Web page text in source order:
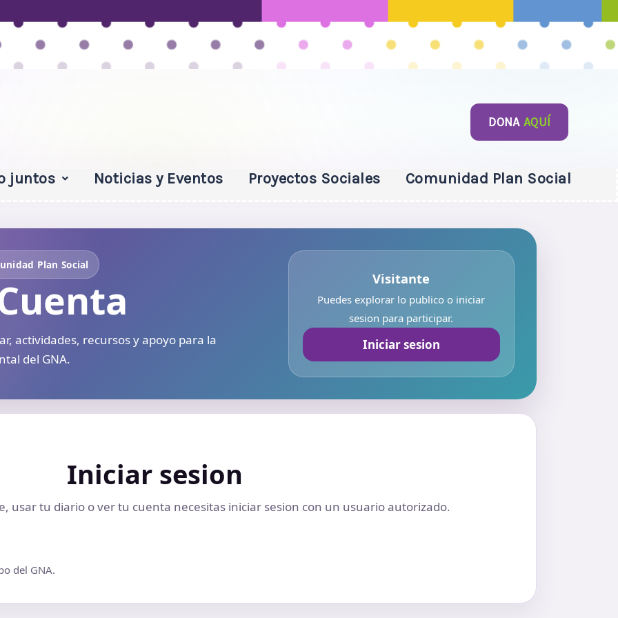
DONA AQUÍ
juntos Noticias y Eventos Proyectos Sociales Comunidad Plan Social
Plan Social
actividades, recursos y apoyo para la
del GNA.
Visitante
Puedes explorar lo publico o iniciar
sesion para participar.
Iniciar sesion
Iniciar sesion
usar tu diario o ver tu cuenta necesitas iniciar sesion con un usuario autorizado.
del GNA.